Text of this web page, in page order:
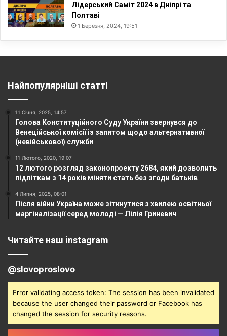
Лідерський Саміт 2024 в Дніпрі та
Полтаві
1 Березня, 2024, 19:51
Найпопулярніші статті
11 Січня, 2025, 14:57
Голова Конституційного Суду України звернувся до
Венеційської комісії із запитом щодо альтернативної
(невійськової) служби
11 Лютого, 2020, 19:07
12 лютого розгляд законопроекту 2684, який дозволить
підліткам з 14 років міняти стать без згоди батьків
4 Липня, 2025, 08:01
Після війни Україна може зіткнутися з хвилею освітньої
маргіналізації серед молоді — Лілія Гриневич
Читайте наш instagram
@slovoproslovo
Error validating access token: The session has been invalidated
because the user changed their password or Facebook has
changed the session for security reasons.